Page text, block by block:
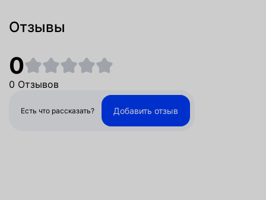
Отзывы
0
0 Отзывов
Есть что рассказать? Добавить отзыв